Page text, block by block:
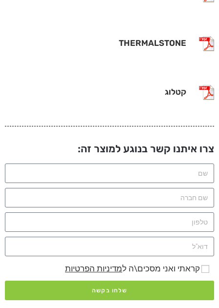
THERMALSTONE
קטלוג
צרו איתנו קשר בנוגע למוצר זה:
קראתי ואני מסכים\ה למדיניות הפרטיות
שלחו בקשה